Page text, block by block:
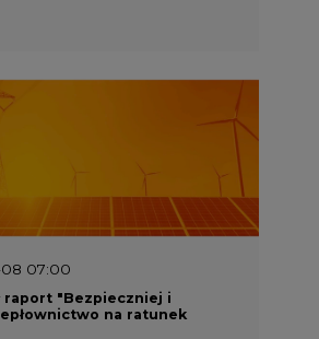
07:00
raport "Bezpieczniej i
na ratunek